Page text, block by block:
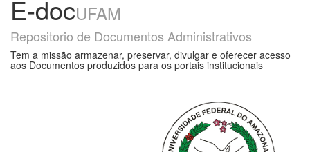
E-docUFAM
Repositorio de Documentos Administrativos
Tem a missão armazenar, preservar, divulgar e oferecer acesso
aos Documentos produzidos para os portais institucionais